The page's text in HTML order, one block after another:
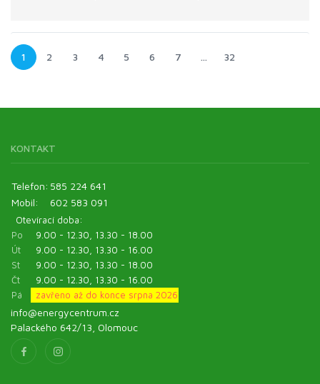
1 2 3 4 5 6 7 … 32
KONTAKT
Telefon: 585 224 641
Mobil:
602 583 091
Otevírací doba:
Po
9.00 - 12.30, 13.30 - 18.00
Út
9.00 - 12.30, 13.30 - 16.00
St
9.00 - 12.30, 13.30 - 18.00
Čt
9.00 - 12.30, 13.30 - 16.00
Pá
zavřeno až do konce srpna 2026
info@energycentrum.cz
Palackého 642/13, Olomouc